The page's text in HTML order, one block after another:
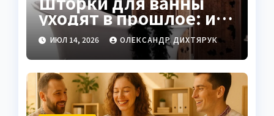
уходят в прошлое: их
заменяют
винтажными
ширмами
ИЮЛ 14, 2026 ОЛЕКСАНДР ДИХТЯРУК